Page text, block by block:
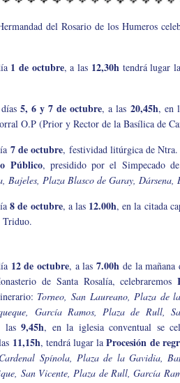
del Rosario de los Humeros
1 de octubre, a las 12,30h tendrá lugar la
5, 6 y 7 de octubre, a las 20,45h, en
O.P (Prior y Rector de la Basílica de
7 de octubre, festividad litúrgica de
Público, presidido por el Simpecado
Bajeles, Plaza Blasco de Garay,
8 de octubre, a las 12.00h, en la citada
Triduo.
12 de octubre, a las7.00h de la
de Santa Rosalía, celebraremos
Torneo, San Laureano, Plaza de
García Ramos, Plaza de Rull,
las9,45h, en la iglesia conventual se
11,15h, tendrá lugar laProcesión de
Cardenal Spínola, Plaza de la Gavidia,
San Vicente, Plaza de Rull, García